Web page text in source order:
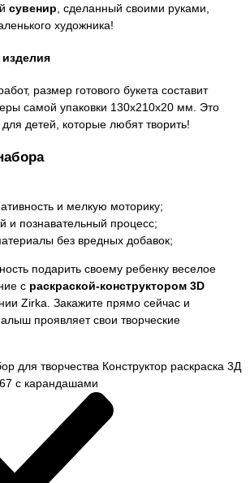
сувенир , сделанный своими руками,
художника!
размер готового букета составит
самой упаковки 130x210x20 мм. Это
детей, которые любят творить!
и мелкую моторику;
и познавательный процесс;
без вредных добавок;
подарить своему ребенку веселое
с раскраской-конструктором 3D
Zirka. Закажите прямо сейчас и
проявляет свои творческие
для творчества Конструктор раскраска 3Д
с карандашами